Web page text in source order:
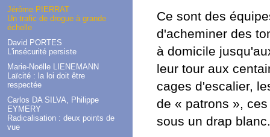
Jérôme PIERRAT
Un trafic de drogue à grande
échelle
David PORTES
L'insécurité persiste
Marie-Noëlle LIENEMANN
Laïcité : la loi doit être
respectée
Carlos DA SILVA, Philippe
EYMERY
Radicalisation : deux points de
vue
Ce sont des
d'acheminer des
à domicile
leur tour aux
cages d'escalier,
de « patrons »,
sous un drap blanc.